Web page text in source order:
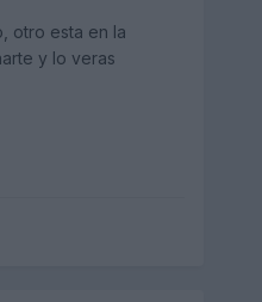
otro esta en la
y lo veras